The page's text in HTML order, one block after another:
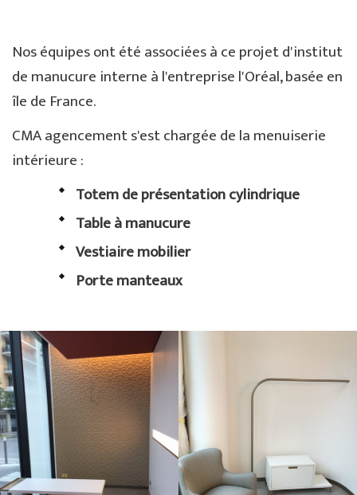
Nos équipes ont été associées à ce projet d'institut
de manucure interne à l'entreprise l'Oréal, basée en
île de France.
CMA agencement s'est chargée de la menuiserie
intérieure :
Totem de présentation cylindrique
Table à manucure
Vestiaire mobilier
Porte manteaux